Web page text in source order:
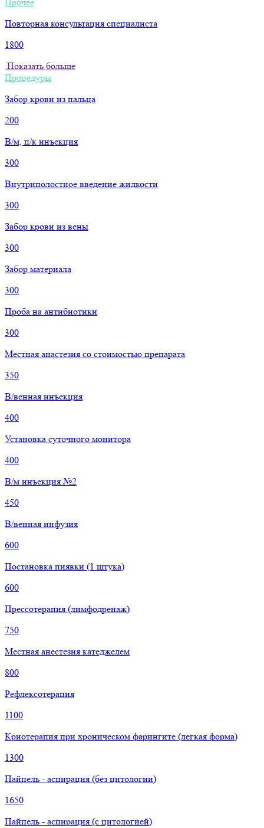
Повторная консультация специалиста
1800
Показать больше
Процедуры
Забор крови из пальца
200
В/м, п/к инъекция
300
Внутриполостное введение жидкости
300
Забор крови из вены
300
Забор материала
300
Проба на антибиотики
300
Местная анастезия со стоимостью препарата
350
В/венная инъекция
400
Установка суточного монитора
400
В/м инъекция №2
450
В/венная инфузия
600
Постановка пиявки (1 штука)
600
Прессотерапия (лимфодренаж)
750
Местная анестезия катеджелем
800
Рефлексотерапия
1100
Криотерапия при хроническом фарингите (легкая форма)
1300
Пайпель - аспирация (без цитологии)
1650
Пайпель - аспирация (с цитологией)